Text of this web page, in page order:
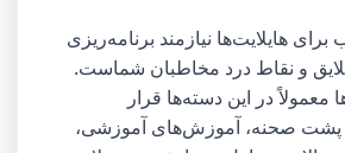
هایلایت‌ها نیازمند برنامه‌ریزی
و نقاط درد مخاطبان شماست.
معمولاً در این دسته‌ها قرار
پشت صحنه، آموزش‌های آموزشی،